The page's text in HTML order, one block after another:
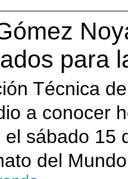
para
Técnica
a conocer
el sábado 15
del